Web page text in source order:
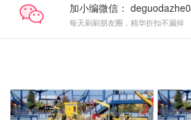
加小编微信：
每天刷刷朋友圈，精华折扣不漏掉